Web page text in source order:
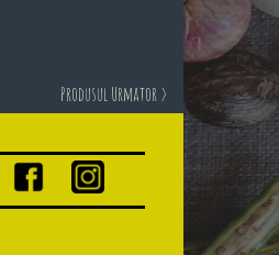
Produsul Urmator >